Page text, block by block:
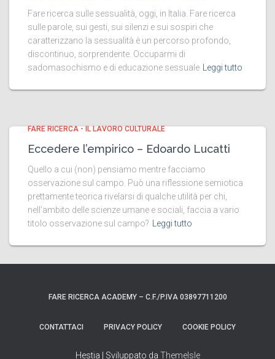
Fare ricerca sulle sessualità, oggi, in Italia. Fare ricerca
sulle parole, sui gesti, sui silenzi e sui sospiri che
caratterizzano la sessualità è un percorso profondo,
discontinuo, sorprendente. Occuparmi di
sadomasochismo e di educazione sessuale
Leggi tutto
FARE RICERCA - IL LAVORO CULTURALE
Eccedere l’empirico – Edoardo Lucatti
Quello a cui (non) pensiamo mentre facciamo
osservazione sul campo. Può una riflessione semiotica
prettamente teorica rivelarsi di qualche utilità per chi,
nell’ambito delle scienze umane e sociali, faccia a vario
titolo osservazione sul campo?
Leggi tutto
FARE RICERCA ACADEMY – C.F./P.IVA 03897711200
CONTATTACI PRIVACY POLICY COOKIE POLICY
Hestia | Sviluppato da ThemeIsle